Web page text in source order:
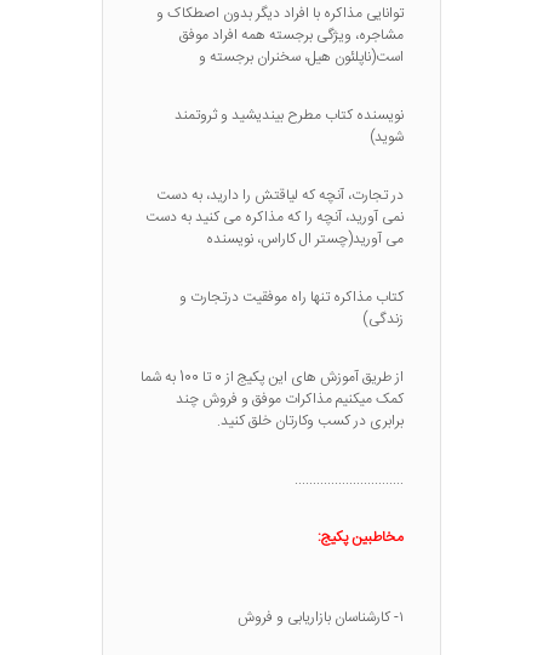
توانایی مذاکره با افراد دیگر بدون اصطکاک و
مشاجره، ویژگی برجسته همه افراد موفق
است(ناپلئون هیل، سخنران برجسته و
نویسنده کتاب مطرح بیندیشید و ثروتمند
شوید)
در تجارت، آنچه که لیاقتش را دارید، به دست
نمی آورید، آنچه را که مذاکره می کنید به دست
می آورید(چستر ال کاراس، نویسنده
کتاب مذاکره تنها راه موفقیت درتجارت و
زندگی)
از طریق آموزش های این پکیج از 0 تا 100 به شما
کمک میکنیم مذاکرات موفق و فروش چند
برابری در کسب وکارتان خلق کنید.
..............................
مخاطبین پکیج:
۱- کارشناسان بازاریابی و فروش